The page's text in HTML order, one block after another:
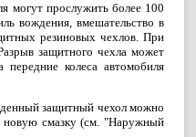
могут прослужить более 100
вождения, вмешательство в
резиновых чехлов. При
защитного чехла может
передние колеса автомобиля
защитный чехол можно
новую смазку (см. "Наружный